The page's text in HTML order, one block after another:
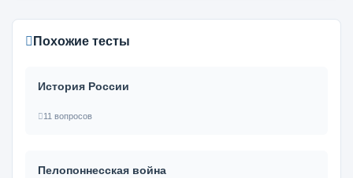
Похожие тесты
История России
11 вопросов
Пелопоннесская война